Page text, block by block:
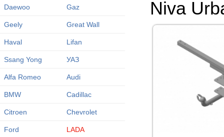
Daewoo Gaz
Geely Great Wall
Haval Lifan
Ssang Yong УАЗ
Alfa Romeo Audi
BMW Cadillac
Citroen Chevrolet
Ford LADA
Niva